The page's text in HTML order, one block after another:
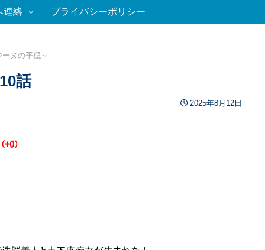
連絡 プライバシーポリシー
ヌの平穏～
話
2025年8月12日
(+0)